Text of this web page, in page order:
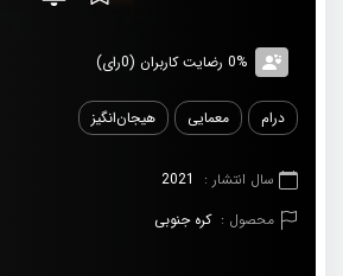
0% رضایت کاربران (0رای)
درام معمایی هیجان‌انگیز
سال انتشار :
2021
محصول : کره جنوبی